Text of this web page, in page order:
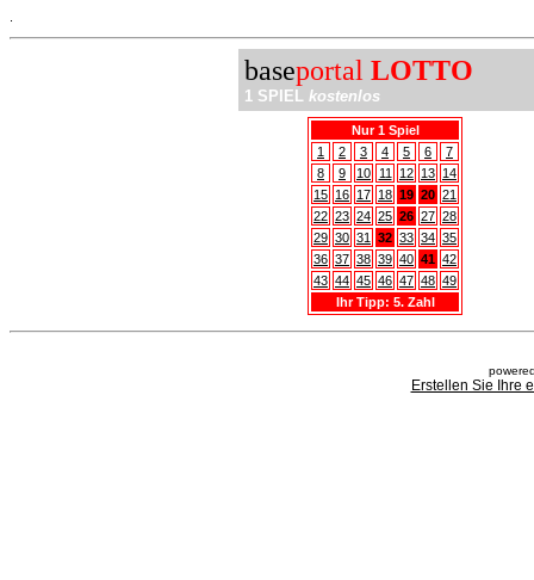
baseportal LOTTO
1 SPIEL kostenlos
Nur 1 Spiel
1
2 3 4 5 6
7
8
9 10 11 12 13 14
15 16 17 18 19 20 21
22 23 24 25 26 27 28
29 30 31 32 33 34 35
36 37 38 39 40 41 42
43 44 45 46 47 48 49
Ihr Tipp: 5. Zahl
Erstellen Sie Ihre